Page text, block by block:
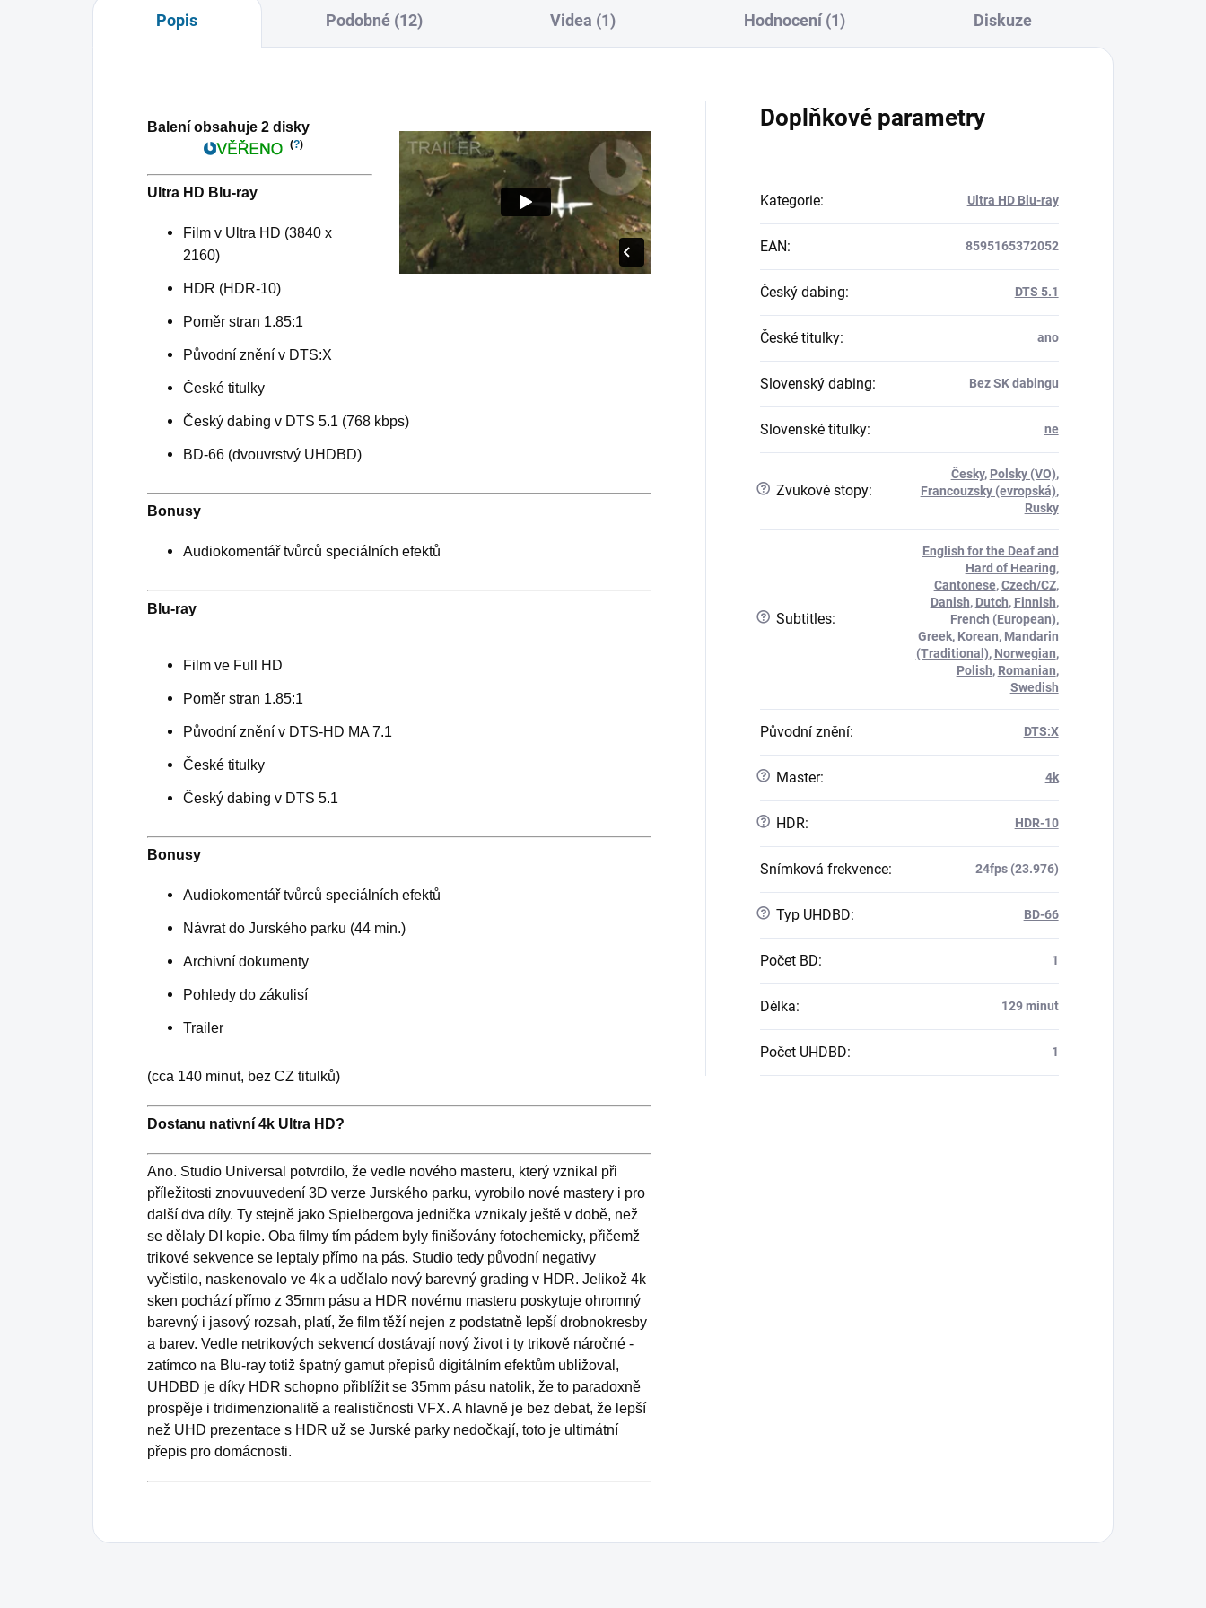
Popis Podobné (12) Videa (1) Hodnocení (1) Diskuze
Balení obsahuje 2 disky
(?)
Ultra HD Blu-ray
Film v Ultra HD (3840 x
2160)
HDR (HDR-10)
Poměr stran 1.85:1
Původní znění v DTS:X
České titulky
Český dabing v DTS 5.1 (768 kbps)
BD-66 (dvouvrstvý UHDBD)
Bonusy
Audiokomentář tvůrců speciálních efektů
Blu-ray
Film ve Full HD
Poměr stran 1.85:1
Původní znění v DTS-HD MA 7.1
České titulky
Český dabing v DTS 5.1
Bonusy
Audiokomentář tvůrců speciálních efektů
Návrat do Jurského parku (44 min.)
Archivní dokumenty
Pohledy do zákulisí
Trailer
(cca 140 minut, bez CZ titulků)
Dostanu nativní 4k Ultra HD?
Ano. Studio Universal potvrdilo, že vedle nového masteru, který vznikal při
příležitosti znovuuvedení 3D verze Jurského parku, vyrobilo nové mastery i pro
další dva díly. Ty stejně jako Spielbergova jednička vznikaly ještě v době, než
se dělaly DI kopie. Oba filmy tím pádem byly finišovány fotochemicky, přičemž
trikové sekvence se leptaly přímo na pás. Studio tedy původní negativy
vyčistilo, naskenovalo ve 4k a udělalo nový barevný grading v HDR. Jelikož 4k
sken pochází přímo z 35mm pásu a HDR novému masteru poskytuje ohromný
barevný i jasový rozsah, platí, že film těží nejen z podstatně lepší drobnokresby
a barev. Vedle netrikových sekvencí dostávají nový život i ty trikově náročné -
zatímco na Blu-ray totiž špatný gamut přepisů digitálním efektům ubližoval,
UHDBD je díky HDR schopno přiblížit se 35mm pásu natolik, že to paradoxně
prospěje i tridimenzionalitě a realističnosti VFX. A hlavně je bez debat, že lepší
než UHD prezentace s HDR už se Jurské parky nedočkají, toto je ultimátní
přepis pro domácnosti.
Doplňkové parametry
Kategorie: Ultra HD Blu-ray
EAN: 8595165372052
Český dabing: DTS 5.1
České titulky: ano
Slovenský dabing: Bez SK dabingu
Slovenské titulky: ne
? Zvukové stopy:
Česky, Polsky (VO),
Francouzsky (evropská),
Rusky
? Subtitles:
English for the Deaf and
Hard of Hearing,
Cantonese,Czech/CZ,
Danish, Dutch, Finnish,
French (European),
Greek, Korean, Mandarin
(Traditional), Norwegian,
Polish, Romanian,
Swedish
Původní znění: DTS:X
? Master: 4k
? HDR: HDR-10
Snímková frekvence: 24fps (23.976)
? Typ UHDBD: BD-66
Počet BD: 1
Délka: 129 minut
Počet UHDBD: 1